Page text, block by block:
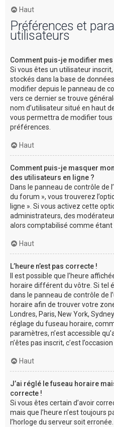
Haut
Préférences et
utilisateurs
Comment puis-je modifier
Si vous êtes un utilisateur
stockés dans la base de
modifier depuis le panneau de
vers ce dernier se trouve
nom d’utilisateur situé en haut
vous permettra de modifier
préférences.
Haut
Comment puis-je masquer
des utilisateurs en ligne ?
Dans le panneau de contrôle de
du forum », vous trouverez
ligne ». Si vous activez cette
administrateurs, des
alors comptabilisé comme étant
Haut
L’heure n’est pas correcte !
Il est possible que l’heure
horaire différent du vôtre. Si tel
dans le panneau de contrôle de
horaire afin de trouver votre
Londres, Paris, New York,
réglage du fuseau horaire,
paramètres, n’est accessible
n’êtes pas inscrit, c’est
Haut
J’ai réglé le fuseau horaire
correcte !
Si vous êtes certain d’avoir
mais que l’heure n’est toujours
l’horloge du serveur soit